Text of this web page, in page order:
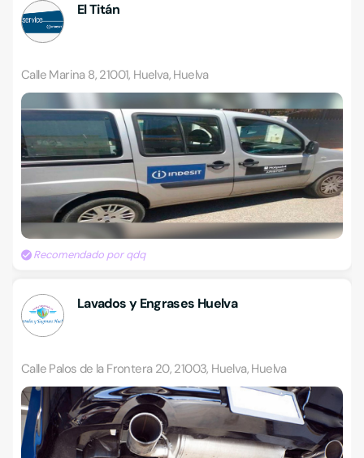
El Titán
Calle Marina 8, 21001, Huelva, Huelva
Recomendado por qdq
Lavados y Engrases Huelva
Calle Palos de la Frontera 20, 21003, Huelva, Huelva